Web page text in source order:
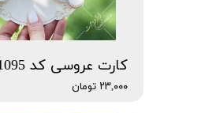
کارت عروسی کد M-1095
۲۳,۰۰۰ تومان